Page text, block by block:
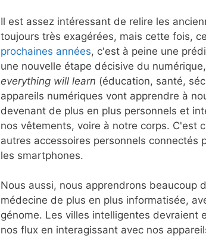
Il est assez intéressant de relire les
toujours très exagérées, mais cette fois,
prochaines années, c'est à peine une
une nouvelle étape décisive du
everything will learn (éducation, santé,
appareils numériques vont apprendre à
devenant de plus en plus personnels et
nos vêtements, voire à notre corps. C'est
autres accessoires personnels connectés
les smartphones.
Nous aussi, nous apprendrons beaucoup
médecine de plus en plus informatisée,
génome. Les villes intelligentes devraient
nos flux en interagissant avec nos